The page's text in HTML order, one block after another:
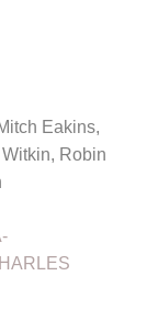
Eakins,
Robin